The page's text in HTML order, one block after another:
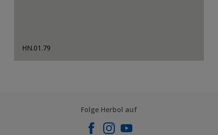
HN.01.79
Folge Herbol auf